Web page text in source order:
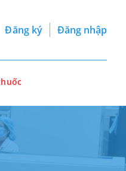
Đăng ký Đăng nhập